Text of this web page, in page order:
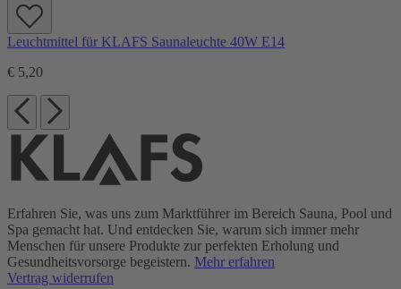
Leuchtmittel für KLAFS Saunaleuchte 40W E14
€ 5,20
Erfahren Sie, was uns zum Marktführer im Bereich Sauna, Pool und
Spa gemacht hat. Und entdecken Sie, warum sich immer mehr
Menschen für unsere Produkte zur perfekten Erholung und
Gesundheitsvorsorge begeistern. Mehr erfahren
Vertrag widerrufen